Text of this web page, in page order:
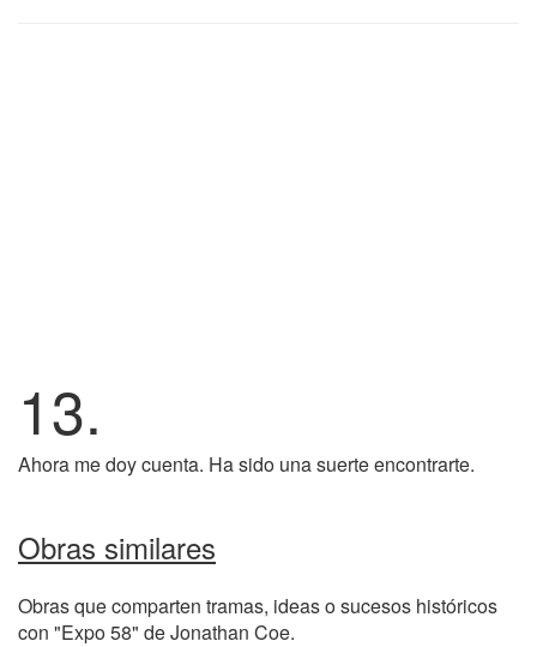
13.
Ahora me doy cuenta. Ha sido una suerte encontrarte.
Obras similares
Obras que comparten tramas, ideas o sucesos históricos
con "Expo 58" de Jonathan Coe.